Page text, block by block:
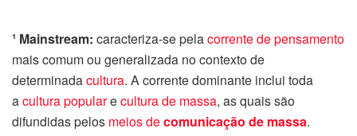
¹ Mainstream: caracteriza-se pelacorrente de pensamento
mais comum ou generalizada no contexto de
determinadacultura. A corrente dominante inclui toda
acultura popularecultura de massa, as quais são
difundidas pelos meios decomunicação de massa.